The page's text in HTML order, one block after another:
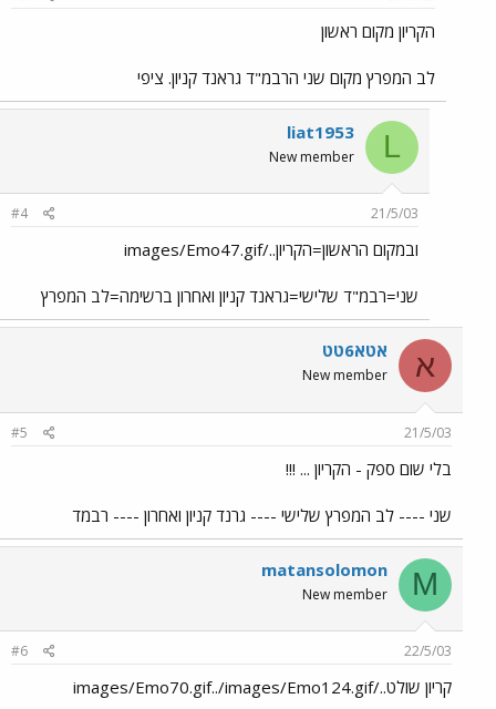
הקריון מקום ראשון
לב המפרץ מקום שני הרבמ"ד גראנד קניון. ציפי
L
liat1953
New member
21/5/03
#4
ובמקום הראשון=הקריון../images/Emo47.gif
שני=רבמ"ד שלישי=גראנד קניון ואחרון ברשימה=לב המפרץ
א אטא6טט
New member
21/5/03
#5
בלי שום ספק - הקריון ... !!!
שני ---- לב המפרץ שלישי ---- גרנד קניון ואחרון ---- רבמד
M
matansolomon
New member
22/5/03
#6
קריון שולט../images/Emo70.gif../images/Emo124.gif